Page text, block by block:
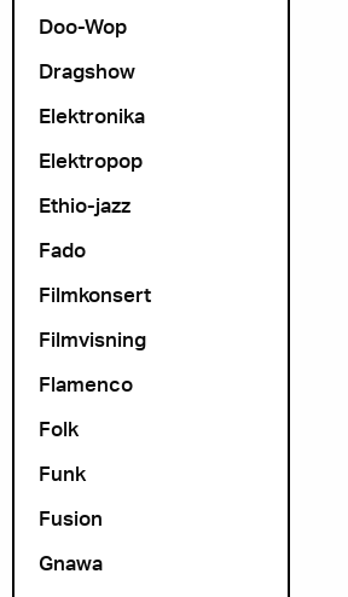
Doo-Wop
Dragshow
Elektronika
Elektropop
Ethio-jazz
Fado
Filmkonsert
Filmvisning
Flamenco
Folk
Funk
Fusion
Gnawa